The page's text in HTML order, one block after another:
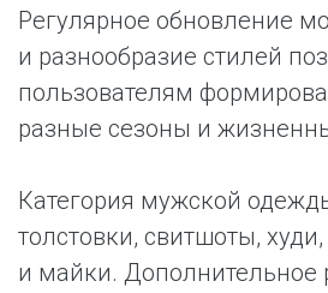
Регулярное обновление
и разнообразие стилей
пользователям
разные сезоны и
Категория мужской
толстовки, свитшоты,
и майки. Дополнительное